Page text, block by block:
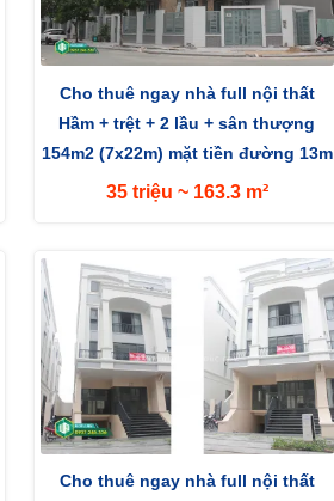
Cho thuê ngay nhà full nội thất
Hầm + trệt + 2 lầu + sân thượng
154m2 (7x22m) mặt tiền đường 13m
hướng...
35 triệu ~ 163.3 m²
Cho thuê ngay nhà full nội thất